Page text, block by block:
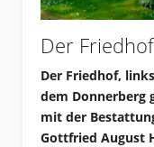
Der Friedhof
Der Friedhof,
dem Donnerberg
mit der
Gottfried August